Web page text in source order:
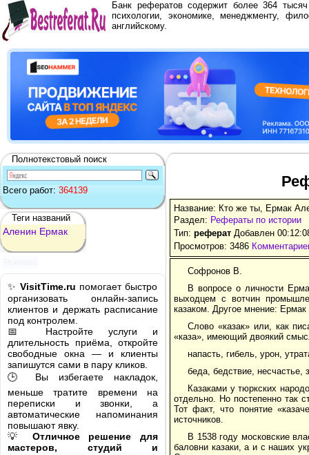
Банк рефератов содержит более 364
психологии, экономике, менеджменту,
английскому.
Полнотекстовый поиск
Всего работ: 364139
Теги названий
Аленин Ермак
✨ VisitTime.ru помогает быстро
организовать онлайн-запись
клиентов и держать расписание
под контролем.
📅 Настройте услуги и
длительность приёма, откройте
свободные окна — и клиенты
запишутся сами в пару кликов.
🕒 Вы избегаете накладок,
меньше тратите времени на
переписки и звонки, а
автоматические напоминания
повышают явку.
💡 Отличное решение для
мастеров, студий и
Название: Кто же ты, Ермак
Раздел: Рефераты по истории
Тип: реферат Добавлен
Просмотров: 3486
Софронов В.
В вопросе о личности
выходцем с вотчин
казаком. Другое мнение:
Слово «казак» или, как
«каза», имеющий двоякий
напасть, гибель, урон,
беда, бедствие, несчастье,
Казаками у тюркских
отдельно. Но постепенно так
Тот факт, что понятие
источников.
В 1538 году московские
баловни казаки, а и с наших